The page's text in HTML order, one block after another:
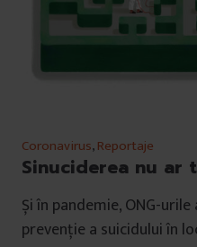
Coronavirus,Reportaje
Sinuciderea nu ar
Și în pandemie, ONG-
prevenție a suicidului în